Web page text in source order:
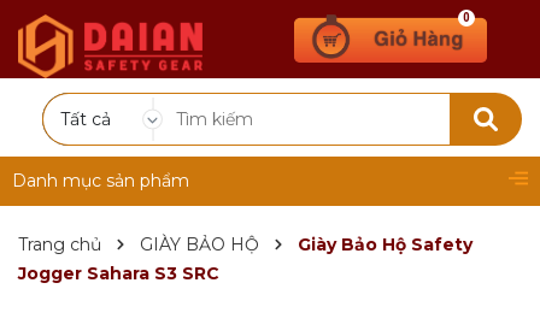
Tất cả
0
Danh mục sản phẩm
Trang chủ GIÀY BẢO HỘ
Giày Bảo Hộ Safety
Jogger Sahara S3 SRC